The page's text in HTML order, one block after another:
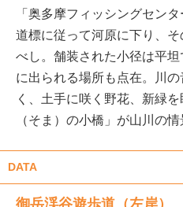
「奥多摩フィッシングセン
道標に従って河原に下り、
べし。舗装された小径は平
に出られる場所も点在。川
く、土手に咲く野花、新緑
（そま）の小橋」が山川の
DATA
御岳渓谷遊歩道（左岸）